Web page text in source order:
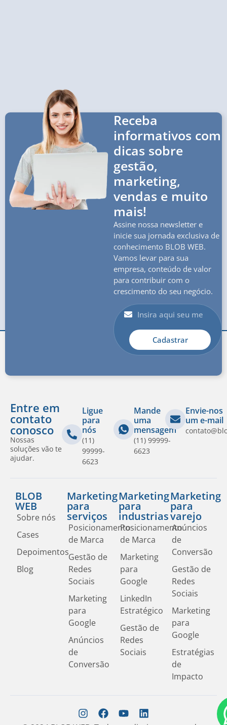
Receba
informativos com
dicas sobre
gestão,
marketing,
vendas e muito
mais!
Assine nossa newsletter e
inicie sua jornada exclusiva de
conhecimento BLOB WEB.
Vamos levar para sua
empresa, conteúdo de valor
para contribuir com o
crescimento do seu negócio.
Cadastrar
Entre em
contato
conosco
Nossas
soluções vão te
ajudar.
Ligue
para
nós
(11)
99999-
6623
Mande
uma
mensagem
(11) 99999-
6623
Envie-nos
um e-mail
BLOB
WEB
Sobre nós
Cases
Depoimentos
Blog
Marketing
para
serviços
Posicionamento
de Marca
Gestão de
Redes
Sociais
Marketing
para
Google
Anúncios
de
Conversão
Marketing
para
industrias
Posicionamento
de Marca
Marketing
para
Google
LinkedIn
Estratégico
Gestão de
Redes
Sociais
Marketing
para
varejo
Anúncios
de
Conversão
Gestão de
Redes
Sociais
Marketing
para
Google
Estratégias
de
Impacto